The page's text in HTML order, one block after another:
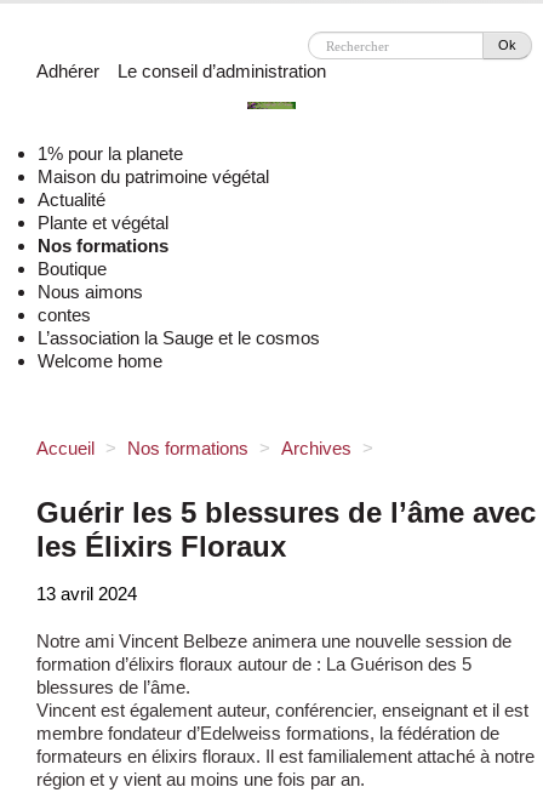
Ok
Adhérer Le conseil d’administration
1% pour la planete
Maison du patrimoine végétal
Actualité
Plante et végétal
Nos formations
Boutique
Nous aimons
contes
L’association la Sauge et le cosmos
Welcome home
Accueil > Nos formations > Archives >
Guérir les 5 blessures de l’âme avec
les Élixirs Floraux
13 avril 2024
Notre ami Vincent Belbeze animera une nouvelle session de
formation d’élixirs floraux autour de : La Guérison des 5
blessures de l’âme.
Vincent est également auteur, conférencier, enseignant et il est
membre fondateur d’Edelweiss formations, la fédération de
formateurs en élixirs floraux. Il est familialement attaché à notre
région et y vient au moins une fois par an.